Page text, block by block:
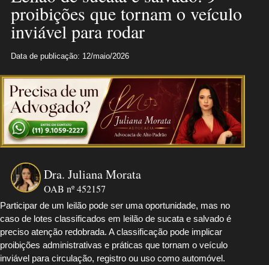
proibições que tornam o veículo
inviável para rodar
Data de publicação: 12/maio/2026
Dra. Juliana Morata
OAB nº 452157
Participar de um leilão pode ser uma oportunidade, mas no
caso de lotes classificados em leilão de sucata e salvado é
preciso atenção redobrada. A classificação pode implicar
proibições administrativas e práticas que tornam o veículo
inviável para circulação, registro ou uso como automóvel.